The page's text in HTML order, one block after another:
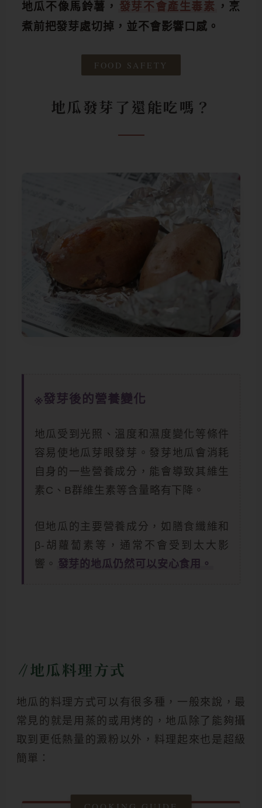
地瓜不像馬鈴薯， 發芽不會產生毒素 ，烹
煮前把發芽處切掉，並不會影響口感。
FOOD SAFETY
地瓜發芽了還能吃嗎？
發芽後的營養變化
地瓜受到光照、溫度和濕度變化等條件
容易使地瓜芽眼發芽。發芽地瓜會消耗
自身的一些營養成分，能會導致其維生
素C、B群維生素等含量略有下降。
但地瓜的主要營養成分，如膳食纖維和
β-胡蘿蔔素等，通常不會受到太大影
響。 發芽的地瓜仍然可以安心食用。
地瓜料理方式
地瓜的料理方式可以有很多種，一般來說，最
常見的就是用蒸的或用烤的，地瓜除了能夠攝
取到更低熱量的澱粉以外，料理起來也是超級
簡單：